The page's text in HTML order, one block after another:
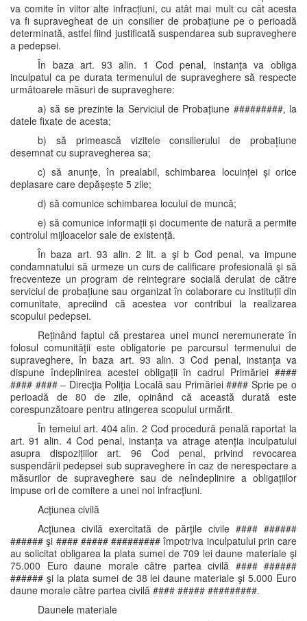
va comite în viitor alte infracțiuni, cu atât mai mult cu cât acesta
va fi supravegheat de un consilier de probațiune pe o perioadă
determinată, astfel fiind justificată suspendarea sub supraveghere
a pedepsei.
În baza art. 93 alin. 1 Cod penal, instanţa va obliga
inculpatul ca pe durata termenului de supraveghere să respecte
următoarele măsuri de supraveghere:
a) să se prezinte la Serviciul de Probațiune #########, la
datele fixate de acesta;
b) să primească vizitele consilierului de probațiune
desemnat cu supravegherea sa;
c) să anunțe, în prealabil, schimbarea locuinței și orice
deplasare care depășește 5 zile;
d) să comunice schimbarea locului de muncă;
e) să comunice informații și documente de natură a permite
controlul mijloacelor sale de existență.
În baza art. 93 alin. 2 lit. a şi b Cod penal, va impune
condamnatului să urmeze un curs de calificare profesională şi să
frecventeze un program de reintegrare socială derulat de către
serviciul de probațiune sau organizat în colaborare cu instituții din
comunitate, apreciind că acestea vor contribui la realizarea
scopului pedepsei.
Reținând faptul că prestarea unei munci neremunerate în
folosul comunității este obligatorie pe parcursul termenului de
supraveghere, în baza art. 93 alin. 3 Cod penal, instanța va
dispune îndeplinirea acestei obligații în cadrul Primăriei ####
#### #### – Direcţia Poliţia Locală sau Primăriei #### Sprie pe o
perioadă de 80 de zile, opinând că această durată este
corespunzătoare pentru atingerea scopului urmărit.
În temeiul art. 404 alin. 2 Cod procedură penală raportat la
art. 91 alin. 4 Cod penal, instanța va atrage atenția inculpatului
asupra dispozițiilor art. 96 Cod penal, privind revocarea
suspendării pedepsei sub supraveghere în caz de nerespectare a
măsurilor de supraveghere sau de neîndeplinire a obligațiilor
impuse ori de comitere a unei noi infracţiuni.
Acţiunea civilă
Acţiunea civilă exercitată de părţile civile #### ######
###### şi #### ##### ######### împotriva inculpatului prin care
au solicitat obligarea la plata sumei de 709 lei daune materiale şi
75.000 Euro daune morale către partea civilă #### ######
###### şi la plata sumei de 38 lei daune materiale şi 5.000 Euro
daune morale către partea civilă #### ##### #########.
Daunele materiale